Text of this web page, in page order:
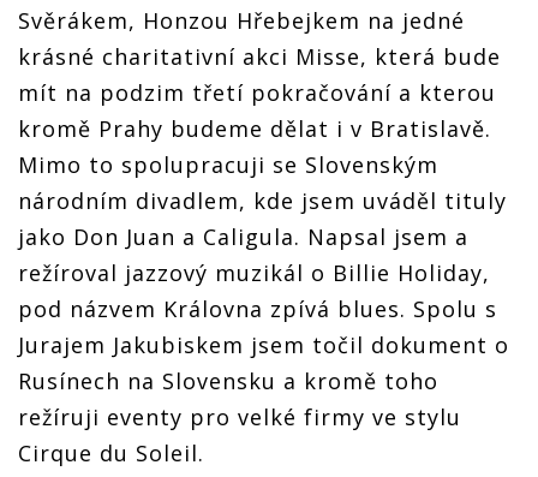
Svěrákem, Honzou Hřebejkem na jedné
krásné charitativní akci Misse, která bude
mít na podzim třetí pokračování a kterou
kromě Prahy budeme dělat i v Bratislavě.
Mimo to spolupracuji se Slovenským
národním divadlem, kde jsem uváděl tituly
jako Don Juan a Caligula. Napsal jsem a
režíroval jazzový muzikál o Billie Holiday,
pod názvem Královna zpívá blues. Spolu s
Jurajem Jakubiskem jsem točil dokument o
Rusínech na Slovensku a kromě toho
režíruji eventy pro velké firmy ve stylu
Cirque du Soleil.